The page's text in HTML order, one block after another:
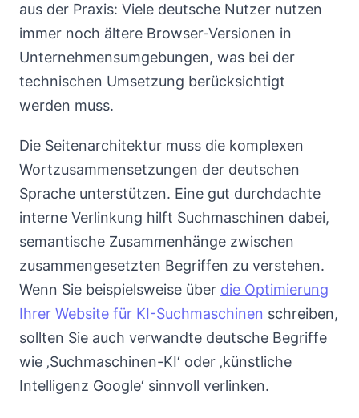
aus der Praxis: Viele deutsche Nutzer nutzen
immer noch ältere Browser-Versionen in
Unternehmensumgebungen, was bei der
technischen Umsetzung berücksichtigt
werden muss.
Die Seitenarchitektur muss die komplexen
Wortzusammensetzungen der deutschen
Sprache unterstützen. Eine gut durchdachte
interne Verlinkung hilft Suchmaschinen dabei,
semantische Zusammenhänge zwischen
zusammengesetzten Begriffen zu verstehen.
Wenn Sie beispielsweise über die Optimierung
Ihrer Website für KI-Suchmaschinen schreiben,
sollten Sie auch verwandte deutsche Begriffe
wie ‚Suchmaschinen-KI‘ oder ‚künstliche
Intelligenz Google‘ sinnvoll verlinken.